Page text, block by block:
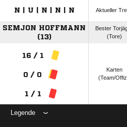
N | U | N | N | N Aktueller
SEMJON HOFFMANN
(13)
Bester
(Tore)
16 / 1
0 / 0
1 / 1
Karten
(Team/
Legende